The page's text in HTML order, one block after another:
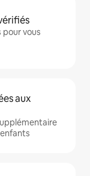
pour vous
aux